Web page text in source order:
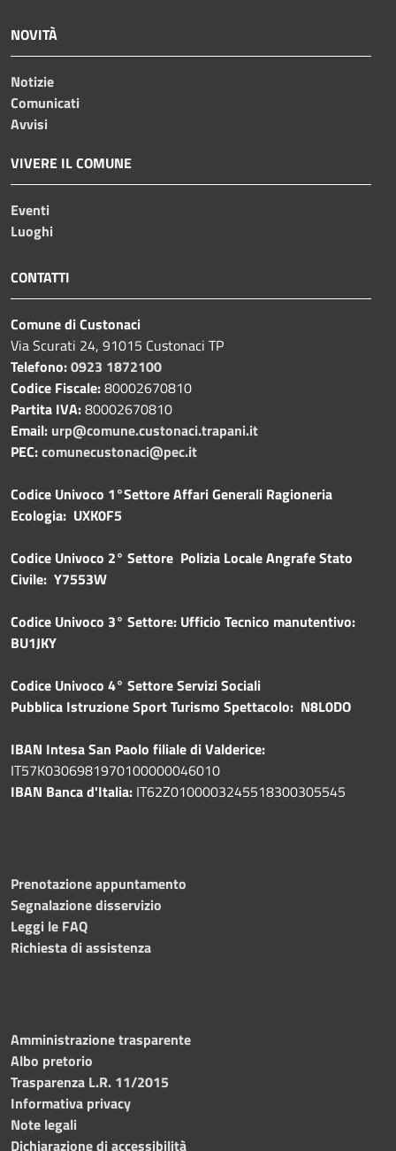
NOVITÀ
Notizie
Comunicati
Avvisi
VIVERE IL COMUNE
Eventi
Luoghi
CONTATTI
Comune di Custonaci
Via Scurati 24, 91015 Custonaci TP
Telefono:0923 1872100
Codice Fiscale:80002670810
Partita IVA:80002670810
Email: urp@comune.custonaci.trapani.it
PEC:comunecustonaci@pec.it
Codice Univoco 1°Settore Affari Generali Ragioneria
Ecologia: UXK0F5
Codice Univoco 2° Settore Polizia Locale Angrafe Stato
Civile: Y7553W
Codice Univoco 3° Settore: Ufficio Tecnico manutentivo:
BU1JKY
Codice Univoco 4° Settore Servizi Sociali
Pubblica Istruzione Sport Turismo Spettacolo: N8L0DO
IBAN Intesa San Paolo filiale di Valderice:
IT57K0306981970100000046010
IBAN Banca d'Italia: IT62Z0100003245518300305545
Prenotazione appuntamento
Segnalazione disservizio
Leggi le FAQ
Richiesta di assistenza
Amministrazione trasparente
Albo pretorio
Trasparenza L.R. 11/2015
Informativa privacy
Note legali
Dichiarazione di accessibilità